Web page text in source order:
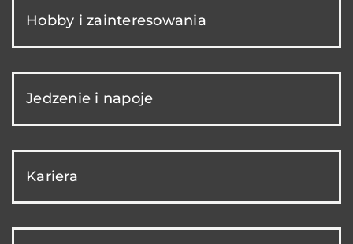
Hobby i zainteresowania
Jedzenie i napoje
Kariera